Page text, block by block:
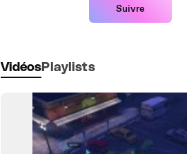
Suivre
Vidéos Playlists